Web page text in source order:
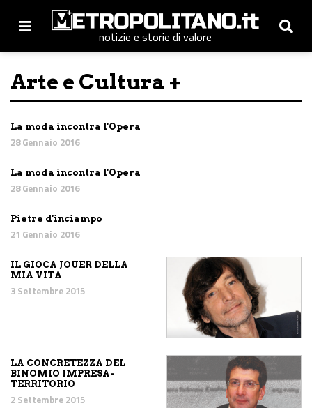
notizie e storie di valore
Arte e Cultura +
La moda incontra l'Opera
28 Gennaio 2016
La moda incontra l'Opera
28 Gennaio 2016
Pietre d'inciampo
21 Gennaio 2016
IL GIOCA JOUER DELLA
MIA VITA
3 Settembre 2015
LA CONCRETEZZA DEL
BINOMIO IMPRESA-
TERRITORIO
2 Settembre 2015